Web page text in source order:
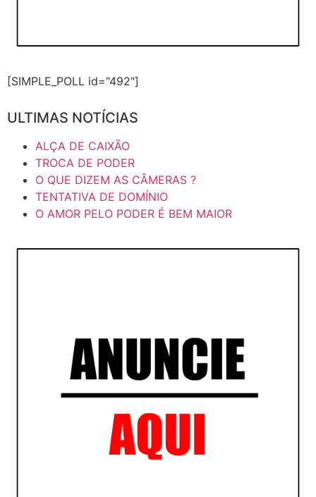
[SIMPLE_POLL id="492"]
ULTIMAS NOTÍCIAS
ALÇA DE CAIXÃO
TROCA DE PODER
O QUE DIZEM AS CÂMERAS ?
TENTATIVA DE DOMÍNIO
O AMOR PELO PODER É BEM MAIOR